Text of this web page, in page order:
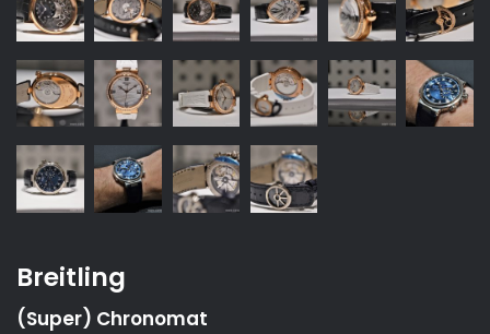
Breitling
(Super) Chronomat